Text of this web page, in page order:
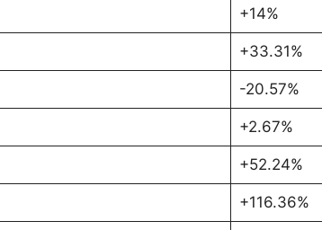
+14%
+33.31%
-20.57%
+2.67%
+52.24%
+116.36%